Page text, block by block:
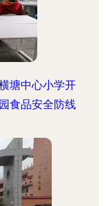
塘中心小学开
食品安全防线